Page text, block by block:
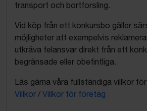
transport och bortforsling.
Vid köp från ett konkursbo gäller
möjligheter att exempelvis
utkräva felansvar direkt från ett
begränsade eller obefintliga.
Läs gärna våra fullständiga villkor
Villkor / Villkor för företag